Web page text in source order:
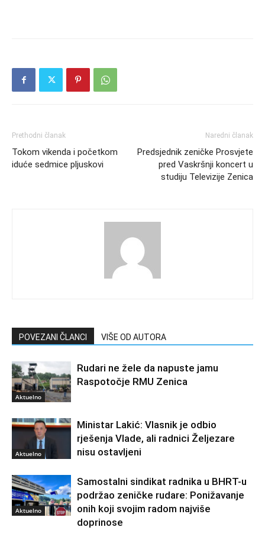
Prethodni članak
Tokom vikenda i početkom
iduće sedmice pljuskovi
Naredni članak
Predsjednik zeničke Prosvjete
pred Vaskršnji koncert u
studiju Televizije Zenica
POVEZANI ČLANCI VIŠE OD AUTORA
Aktuelno
Rudari ne žele da napuste jamu
Raspotočje RMU Zenica
Aktuelno
Ministar Lakić: Vlasnik je odbio
rješenja Vlade, ali radnici Željezare
nisu ostavljeni
Aktuelno
Samostalni sindikat radnika u BHRT-u
podržao zeničke rudare: Ponižavanje
onih koji svojim radom najviše
doprinose